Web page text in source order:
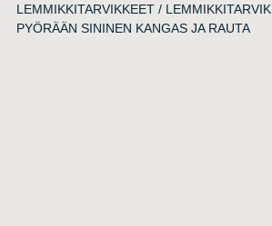
LEMMIKKITARVIKKEET/
PYÖRÄÄN SININEN KANGAS JA RAUTA